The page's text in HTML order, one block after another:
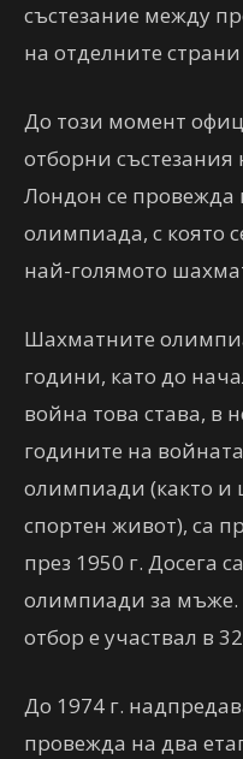
състезание между
на отделните
До този момент
отборни състезания
Лондон се
олимпиада, с която
най-голямото
Шахматните
години, като до
война това става, в
годините на
олимпиади (както и
спортен живот), са
през 1950 г. Досега
олимпиади за мъже.
отбор е участвал в
До 1974 г.
провежда на два